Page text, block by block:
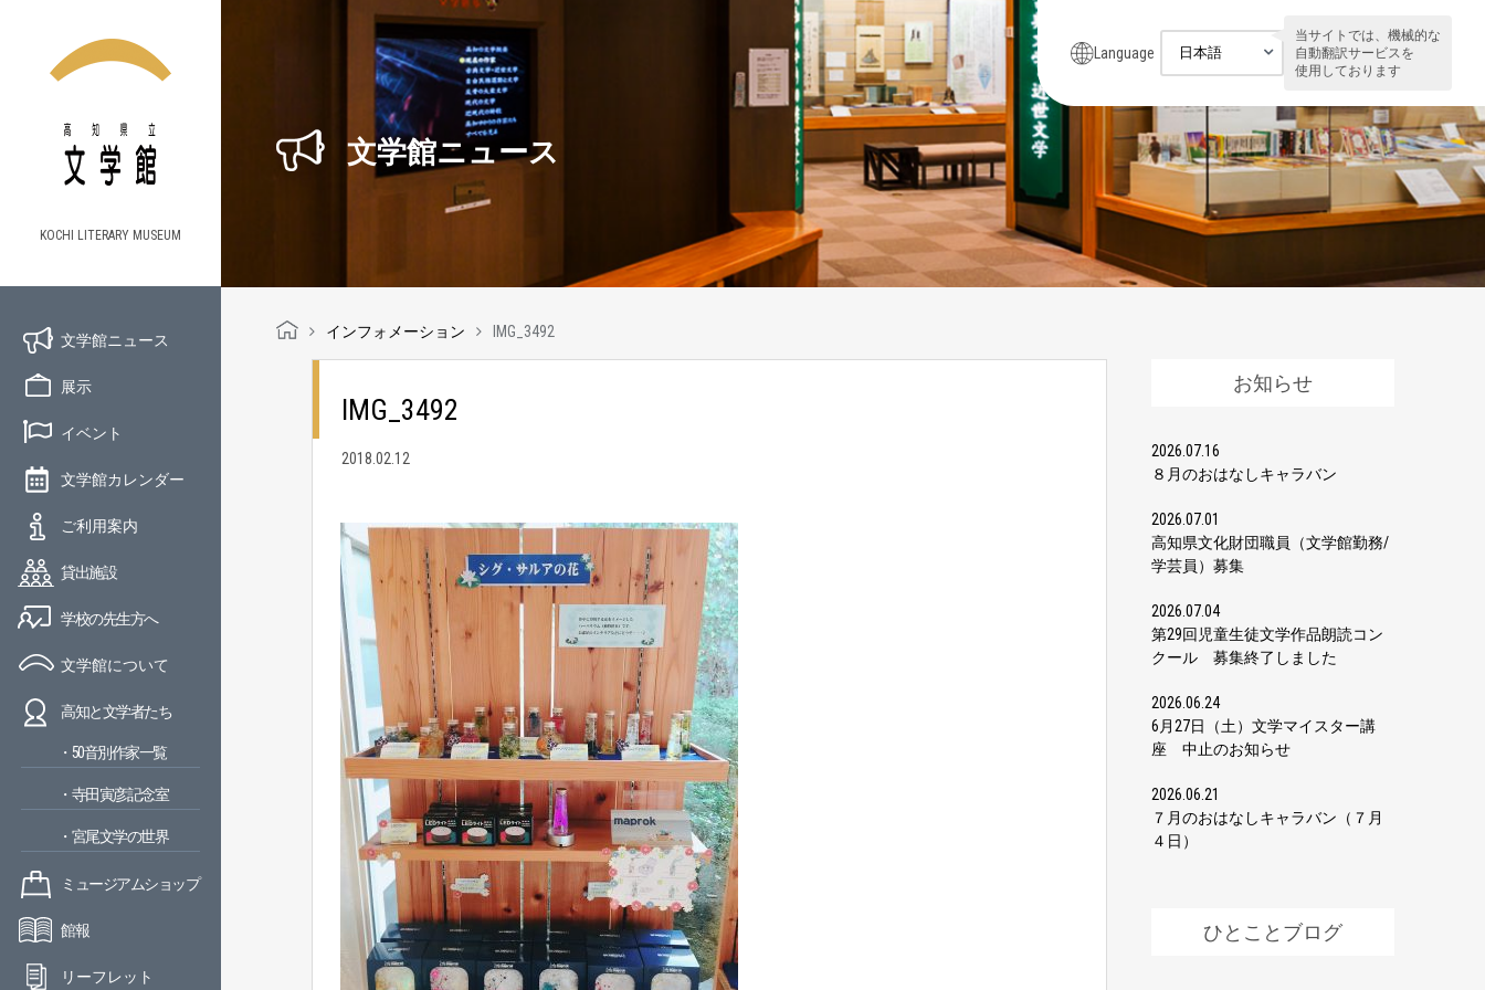
KOCHI LITERARY MUSEUM
文学館ニュース
展示
イベント
文学館カレンダー
ご利用案内
貸出施設
学校の先生方へ
文学館について
高知と文学者たち
・50音別作家一覧
・寺田寅彦記念室
・宮尾文学の世界
ミュージアムショップ
館報
リーフレット
Language
当サイトでは、機械的な
自動翻訳サービスを
使用しております
文学館ニュース
インフォメーション IMG_3492
IMG_3492
2018.02.12
お知らせ
2026.07.16
８月のおはなしキャラバン
2026.07.01
高知県文化財団職員（文学館勤務/
学芸員）募集
2026.07.04
第29回児童生徒文学作品朗読コン
クール 募集終了しました
2026.06.24
6月27日（土）文学マイスター講
座 中止のお知らせ
2026.06.21
７月のおはなしキャラバン（７月
４日）
ひとことブログ